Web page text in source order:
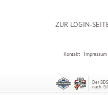
ZUR LOGIN-
Impressum
Kontakt
Der
nach